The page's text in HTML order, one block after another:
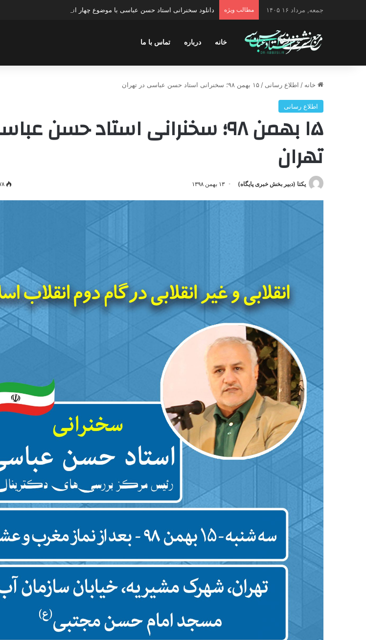
جمعه, مرداد ۱۶ ۱۴۰۵ مطالب ویژه دانلود سخنرانی استاد حسن عباسی با موضوع چهار انتخاب ۱۴۰۰
خانه درباره تماس با ما
خانه / اطلاع رسانی / ۱۵ بهمن ۹۸؛ سخنرانی استاد حسن عباسی در تهران
اطلاع رسانی
۱۵ بهمن ۹۸؛ سخنرانی استاد حسن
تهران
یکتا (دبیر بخش خبری پایگاه) ۱۳ بهمن ۱۳۹۸